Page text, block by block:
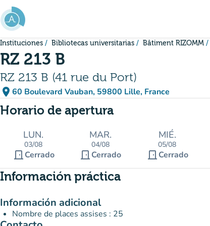
Ir al contenido principal
Instituciones Bibliotecas universitarias Bâtiment RIZOMM
RZ 213 B
RZ 213 B (41 rue du Port)
place 60 Boulevard Vauban, 59800 Lille, France
(abrir en Google Maps)
(nueva pestaña)
Horario de apertura
LUN.
03/08
door_front Cerrado
MAR.
04/08
door_front Cerrado
MIÉ.
05/08
door_front Cerrado
Información práctica
Información adicional
Nombre de places assises : 25